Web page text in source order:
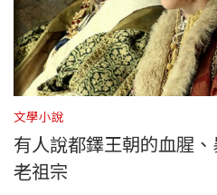
文學小說
有人說都鐸王朝的血腥
老祖宗